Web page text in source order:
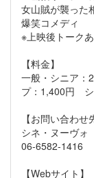
女山賊が襲った
爆笑コメディ
※上映後トーク
【料金】
一般・シニア
プ：1,400円 シ
【お問い合わせ
シネ・ヌーヴォ
06-6582-1416
【Webサイト】